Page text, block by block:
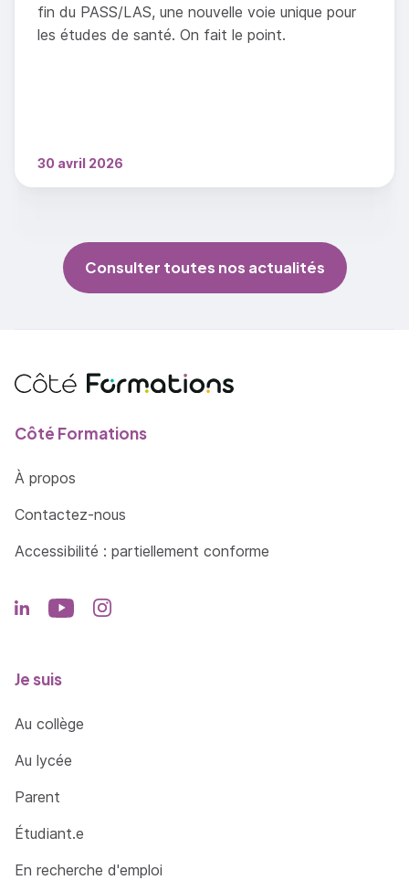
fin du PASS/LAS, une nouvelle voie unique pour
les études de santé. On fait le point.
30 avril 2026
Consulter toutes nos actualités
Côté Formations
À propos
Contactez-nous
Accessibilité : partiellement conforme
Je suis
Au collège
Au lycée
Parent
Étudiant.e
En recherche d'emploi